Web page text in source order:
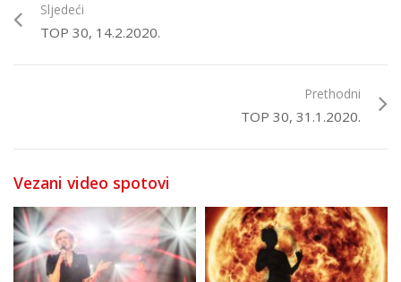
Sljedeći
TOP 30, 14.2.2020.
Prethodni
TOP 30, 31.1.2020.
Vezani video spotovi